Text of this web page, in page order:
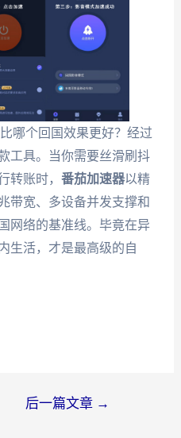
哪个回国效果更好？经过
工具。当你需要丝滑刷抖
转账时， 番茄加速器以精
带宽、多设备并发支撑和
网络的基准线。毕竟在异
生活，才是最高级的自
后一篇文章 →